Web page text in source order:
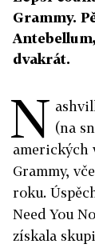
Grammy.
dvakrát.
N (na
amerických
Grammy,
roku.
Need You
získala